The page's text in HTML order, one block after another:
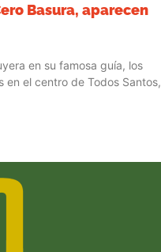
Basura, aparecen
en su famosa guía, los
en el centro de Todos Santos,